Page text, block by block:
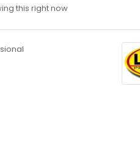
this right now